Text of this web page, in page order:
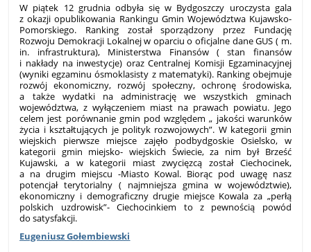
W piątek 12 grudnia odbyła się w Bydgoszczy uroczysta gala
z okazji opublikowania Rankingu Gmin Województwa Kujawsko-
Pomorskiego. Ranking został sporządzony przez Fundację
Rozwoju Demokracji Lokalnej w oparciu o oficjalne dane GUS ( m.
in. infrastruktura), Ministerstwa Finansów ( stan finansów
i nakłady na inwestycje) oraz Centralnej Komisji Egzaminacyjnej
(wyniki egzaminu ósmoklasisty z matematyki). Ranking obejmuje
rozwój ekonomiczny, rozwój społeczny, ochronę środowiska,
a także wydatki na administrację we wszystkich gminach
województwa, z wyłączeniem miast na prawach powiatu. Jego
celem jest porównanie gmin pod względem „ jakości warunków
życia i kształtujących je polityk rozwojowych”. W kategorii gmin
wiejskich pierwsze miejsce zajęło podbydgoskie Osielsko, w
kategorii gmin miejsko- wiejskich Świecie, za nim był Brześć
Kujawski, a w kategorii miast zwycięzcą został Ciechocinek,
a na drugim miejscu -Miasto Kowal. Biorąc pod uwagę nasz
potencjał terytorialny ( najmniejsza gmina w województwie),
ekonomiczny i demograficzny drugie miejsce Kowala za „perłą
polskich uzdrowisk”- Ciechocinkiem to z pewnością powód
do satysfakcji.
Eugeniusz Gołembiewski